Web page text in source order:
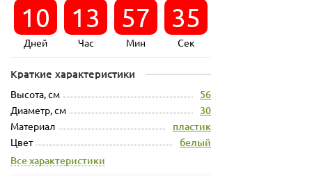
10
Дней
13
Час
57
Мин
35
Сек
Краткие характеристики
Высота, см 56
Диаметр, см 30
Материал пластик
Цвет
белый
Все характеристики